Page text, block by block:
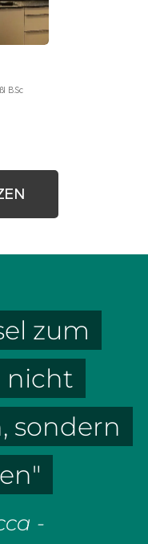
B.Sc
zum
nicht
sondern
-